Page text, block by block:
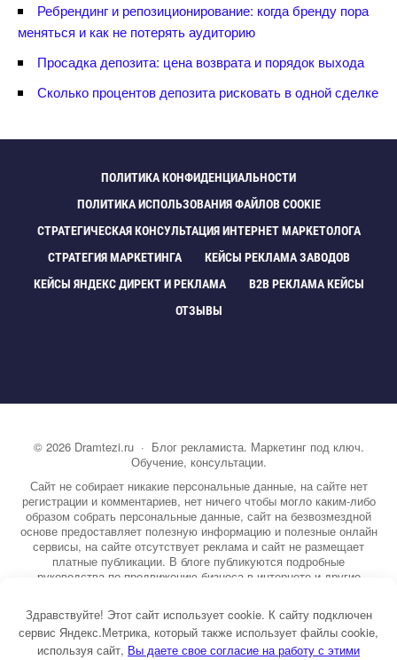
Ребрендинг и репозиционирование: когда бренду пора
меняться и как не потерять аудиторию
Просадка депозита: цена возврата и порядок выхода
Сколько процентов депозита рисковать в одной сделке
ПОЛИТИКА КОНФИДЕНЦИАЛЬНОСТИ
ПОЛИТИКА ИСПОЛЬЗОВАНИЯ ФАЙЛОВ COOKIE
СТРАТЕГИЧЕСКАЯ КОНСУЛЬТАЦИЯ ИНТЕРНЕТ МАРКЕТОЛОГА
СТРАТЕГИЯ МАРКЕТИНГА
КЕЙСЫ РЕКЛАМА ЗАВОДО
КЕЙСЫ ЯНДЕКС ДИРЕКТ И РЕКЛАМА
B2B РЕКЛАМА КЕЙСЫ
ОТЗЫВЫ
© 2026 Dramtezi.ru· Блог рекламиста. Маркетинг под ключ.
Обучение, консультации.
Сайт не собирает никакие персональные данные, на сайте нет
регистрации и комментариев, нет ничего чтобы могло каким-либо
образом собрать персональные данные, сайт на безвозмездной
основе предоставляет полезную информацию и полезные онлайн
сервисы, на сайте отсутствует реклама и сайт не размещает
платные публикации. В блоге публикуются подробные
руководства по продвижению бизнеса в интернете и другие
информацию о маркетинге, рекламе, копирайтинге и другие темы.
На сайте опубликовано более 3000 статей.
Здравствуйте! Этот сайт использует cookie. К сайту подключен
сервис Яндекс.Метрика, который также использует файлы cookie,
используя сайт, ы даете свое согласие на работу с этими